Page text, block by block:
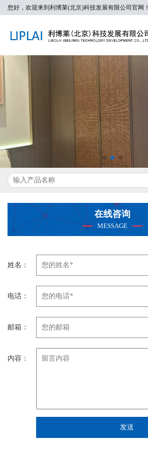
您好，欢迎来到利博莱(北京)科技发展有限公司官网！
在线咨询
MESSAGE
姓名：
电话：
邮箱：
内容：